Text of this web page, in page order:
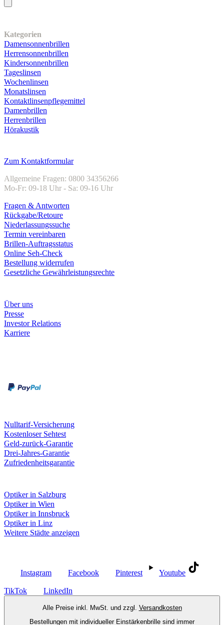
Kategorien
Damensonnenbrillen
Herrensonnenbrillen
Kindersonnenbrillen
Tageslinsen
Wochenlinsen
Monatslinsen
Kontaktlinsenpflegemittel
Damenbrillen
Herrenbrillen
Hörakustik
Zum Kontaktformular
Allgemeine Fragen: 0800 34356266
Mo-Fr: 09-18 Uhr - Sa: 09-16 Uhr
Fragen & Antworten
Rückgabe/Retoure
Niederlassungssuche
Termin vereinbaren
Brillen-Auftragsstatus
Online Seh-Check
Bestellung widerrufen
Gesetzliche Gewährleistungsrechte
Über uns
Presse
Investor Relations
Karriere
Nulltarif-Versicherung
Kostenloser Sehtest
Geld-zurück-Garantie
Drei-Jahres-Garantie
Zufriedenheitsgarantie
Optiker in Salzburg
Optiker in Wien
Optiker in Innsbruck
Optiker in Linz
Weitere Städte anzeigen
Instagram Facebook Pinterest Youtube
TikTok LinkedIn
Alle Preise inkl. MwSt. und zzgl. Versandkosten
Bestellungen mit individueller Einstärkenbrille sind immer